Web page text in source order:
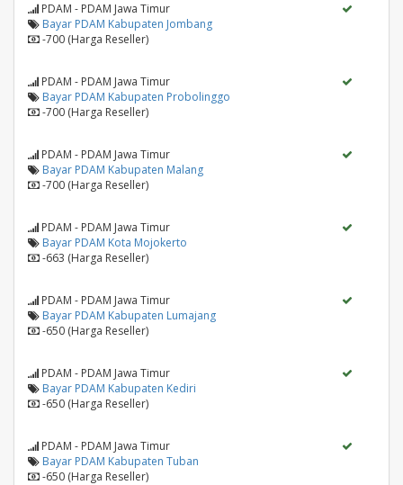
PDAM - PDAM Jawa Timur
Bayar PDAM Kabupaten Jombang
-700 (Harga Reseller)
PDAM - PDAM Jawa Timur
Bayar PDAM Kabupaten Probolinggo
-700 (Harga Reseller)
PDAM - PDAM Jawa Timur
Bayar PDAM Kabupaten Malang
-700 (Harga Reseller)
PDAM - PDAM Jawa Timur
Bayar PDAM Kota Mojokerto
-663 (Harga Reseller)
PDAM - PDAM Jawa Timur
Bayar PDAM Kabupaten Lumajang
-650 (Harga Reseller)
PDAM - PDAM Jawa Timur
Bayar PDAM Kabupaten Kediri
-650 (Harga Reseller)
PDAM - PDAM Jawa Timur
Bayar PDAM Kabupaten Tuban
-650 (Harga Reseller)